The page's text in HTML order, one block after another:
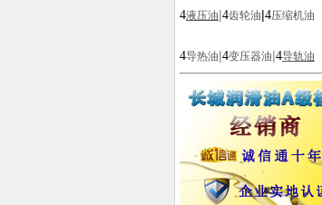
4液压油|4齿轮油|4压缩机油
4导热油|4变压器油|4导轨油